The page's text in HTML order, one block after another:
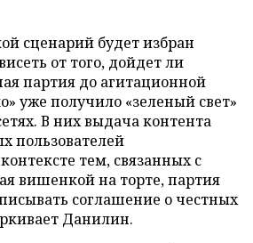
сценарий будет избран
от того, дойдет ли
партия до агитационной
уже получило «зеленый свет»
В них выдача контента
пользователей
тем, связанных с
вишенкой на торте, партия
соглашение о честных
Данилин.